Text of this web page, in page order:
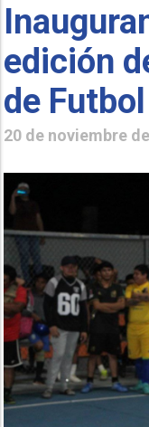
edición
de
20 de noviembre